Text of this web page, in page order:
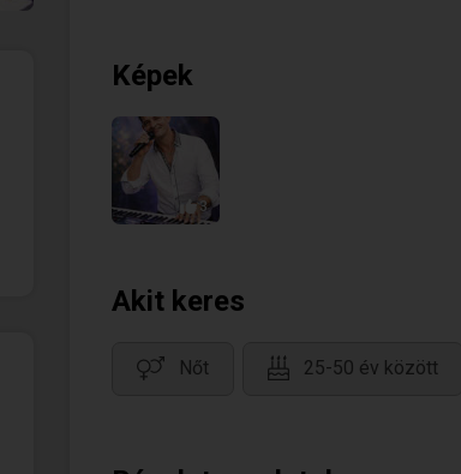
Képek
3
Akit keres
Nőt 25-50 év között